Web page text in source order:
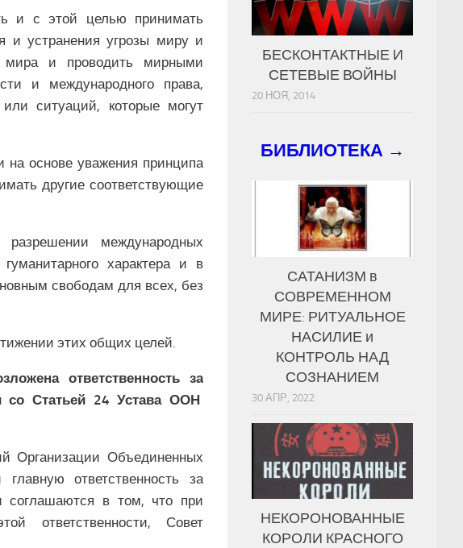
и с этой целью принимать
и устранения угрозы миру и
мира и проводить мирными
и международного права,
ситуаций, которые могут
основе уважения принципа
другие соответствующие
международных
характера и в
свободам для всех, без
этих общих целей.
ответственность за
со Статьей 24 Устава ООН
Организации Объединенных
ответственность за
соглашаются в том, что при
ответственности, Совет
БЕСКОНТАКТНЫЕ И
СЕТЕВЫЕ ВОЙНЫ
20 НОЯ, 2014
БИБЛИОТЕКА →
САТАНИЗМ в
СОВРЕМЕННОМ
МИРЕ: РИТУАЛЬНОЕ
НАСИЛИЕ и
КОНТРОЛЬ НАД
СОЗНАНИЕМ
30 АПР, 2022
НЕКОРОНОВАННЫЕ
КОРОЛИ КРАСНОГО